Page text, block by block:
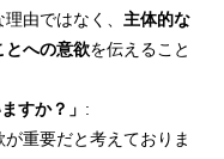
由ではなく、 主体的な
とへの意欲を伝えること
すか？」 :
が重要だと考えておりま